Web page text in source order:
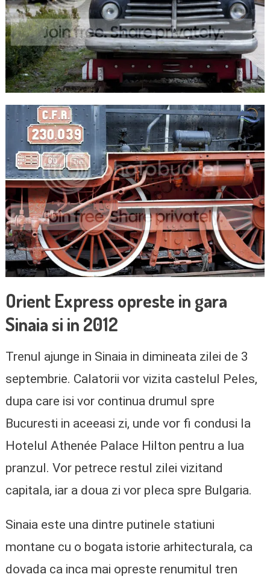
Orient Express opreste in gara
Sinaia si in 2012
Trenul ajunge in Sinaia in dimineata zilei de 3
septembrie. Calatorii vor vizita castelul Peles,
dupa care isi vor continua drumul spre
Bucuresti in aceeasi zi, unde vor fi condusi la
Hotelul Athenée Palace Hilton pentru a lua
pranzul. Vor petrece restul zilei vizitand
capitala, iar a doua zi vor pleca spre Bulgaria.
Sinaia este una dintre putinele statiuni
montane cu o bogata istorie arhitecturala, ca
dovada ca inca mai opreste renumitul tren